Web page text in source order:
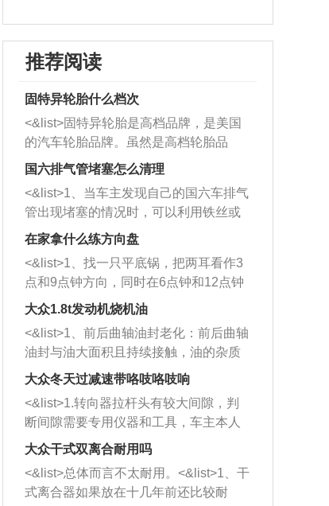
推荐阅读
固特异轮胎什么档次
<&list>固特异轮胎是高档品牌，是美国
的汽车轮胎品牌。虽然是高档轮胎品
牌，但是中高低端的轮胎都有生产，这
也是为了更好的开拓市场。
国六排气管堵塞怎么清理
<&list>1、当车主发现自己的国六车排气
管出现堵塞的情况时，可以利用铁丝或
者是细棍，直接将杂物给取出来，如果
堵塞情况比较严重，也可以采取应急措
施。 <&list>2、直接利用木棍将所有的
杂物推到排气管里面的位置处，然后将
三元催化器拆解开，就可以将堵塞的东
西取出来。但如果是因为积碳过多引起
的堵塞，就需要将三元催化器泡在草酸
洗剂对堵塞的情况得到解决，将清洗剂
放在燃油箱中，与燃油混合后，车辆启
动时，就可以和汽油一起进入到燃烧
室，最后形成废气排出，就可以让三元
催化器得到清洗，排气管堵塞的情况就
能够得到解决。
在家拿什么练方向盘
<&list>1、找一只平底锅，把两耳看作3
点和9点钟方向，同时在6点钟和12点钟
方向做一个标记。 <&list>2、双手握住
一圈半的练习，往右同样也要打相同的
圈数。 <&list>3、最后强调要反复练
习，这样就可以形成肌肉记忆，在真实
驾驶车辆时，不需要记忆也能打好方
向。
大众1.8t发动机烧机油
<&list>1、前后曲轴油封老化：前后曲轴
油封与油大面积且持续接触，油的杂质
和发动机内持续温度变化使其密封效果
逐渐减弱，导致渗油或漏油。<&list>2、
活塞间隙过大：积碳会使活塞环与缸体
的间隙扩大，导致机油流入燃烧室中，
造成烧机油。<&list>3、机油粘度。使用
机油粘度过小的话，同样会有烧机油现
象，机油粘度过小具有很好的流动性，
大众冬天过减速带咯吱咯吱响
<&list>1.转向器拉杆头有较大间隙，判
断间隙需要专用仪器和工具，车主本人
无法制作，需要将车辆送到修理厂或4s
店；<&list>2.车辆半轴套管防尘罩破
裂，破裂后会出现漏油现象，使半轴磨
损严重，磨损的半轴容易损坏，产生异
大众干式双离合耐用吗
<&list>总体而言不太耐用。<&list>1、干
式离合器如果放在十几年前还比较耐